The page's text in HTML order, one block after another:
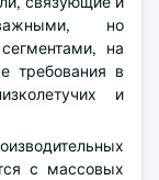
но
на
требования в
и
с массовых